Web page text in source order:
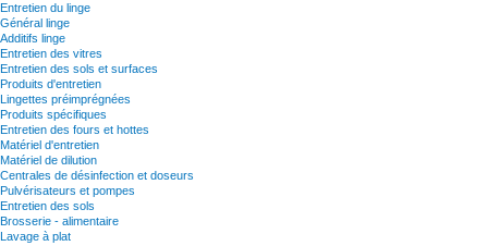
Entretien du linge
Général linge
Additifs linge
Entretien des vitres
Entretien des sols et surfaces
Produits d'entretien
Lingettes préimprégnées
Produits spécifiques
Entretien des fours et hottes
Matériel d'entretien
Matériel de dilution
Centrales de désinfection et doseurs
Pulvérisateurs et pompes
Entretien des sols
Brosserie - alimentaire
Lavage à plat